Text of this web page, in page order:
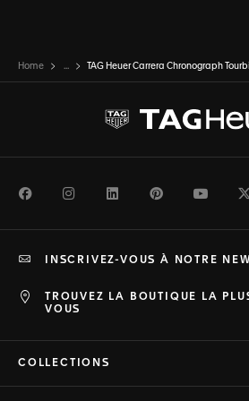
Home ... TAG Heuer Carrera Chronograph
FacebookInstagramLinkedInPinterest
TROUVEZ LA BOUTIQUE LA
VOUS
INSCRIVEZ-VOUS À NOTRE
COLLECTIONS